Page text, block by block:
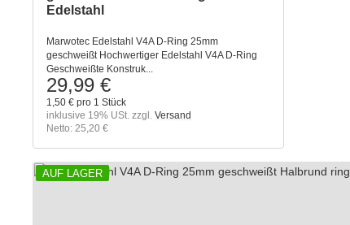
Edelstahl
Marwotec Edelstahl V4A D-Ring 25mm
geschweißt Hochwertiger Edelstahl V4A D-Ring
Geschweißte Konstruk...
29,99 €
1,50 € pro 1 Stück
inklusive 19% USt. zzgl. Versand
Netto: 25,20 €
AUF LAGER